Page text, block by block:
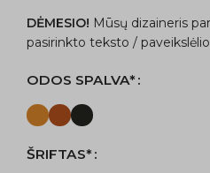
DĖMESIO! Mūsų dizaineris
pasirinkto teksto /
ODOS SPALVA*
ŠRIFTAS*